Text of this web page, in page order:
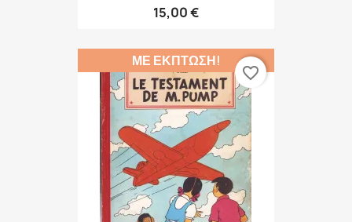
15,00 €
ΜΕ ΈΚΠΤΩΣΗ!
favorite_border